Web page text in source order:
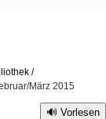
/
März 2015
Vorlesen